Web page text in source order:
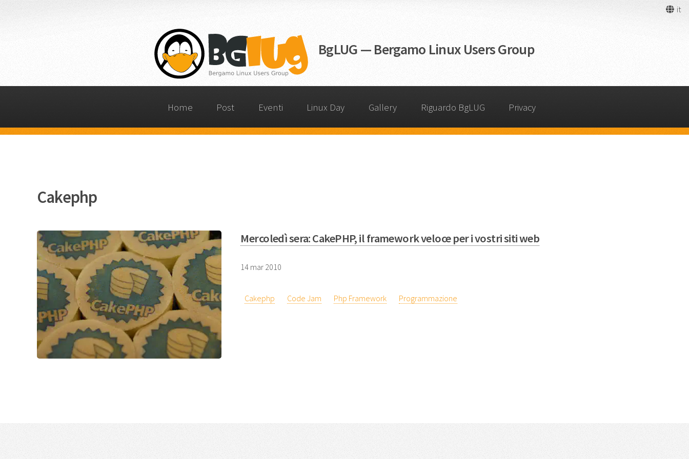
it
BgLUG — Bergamo Linux Users Group
Home Post Eventi Linux Day Gallery Riguardo BgLUG Privacy
Cakephp
Mercoledì sera: CakePHP, il framework veloce per i vostri siti web
14 mar 2010
Cakephp Code Jam Php Framework Programmazione